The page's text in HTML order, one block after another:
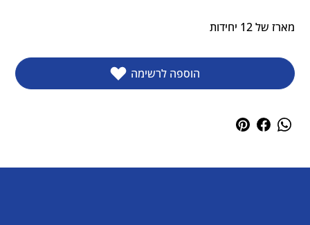
מארז של 12 יחידות
הוספה לרשימה